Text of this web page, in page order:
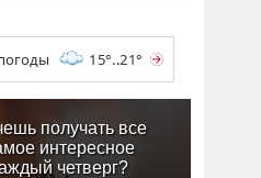
15°..21°
получать все
интересное
четверг?